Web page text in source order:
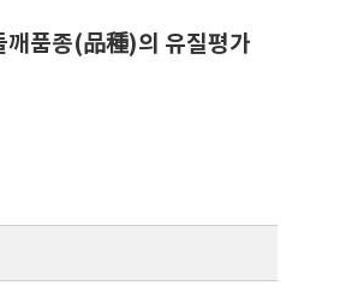
하게 다루어져야 할 내용이
개발 및 수정, 현직 및 예비 교
품종(品種)의 유질평가